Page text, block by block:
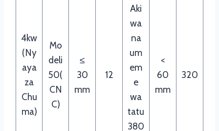
4kw
(Ny
aya
za
Chu
ma)
Mo
deli
50(
CN
C)
≤
30
mm
12
Aki
wa
na
um
em
e
wa
tatu
380
<
60
mm
320